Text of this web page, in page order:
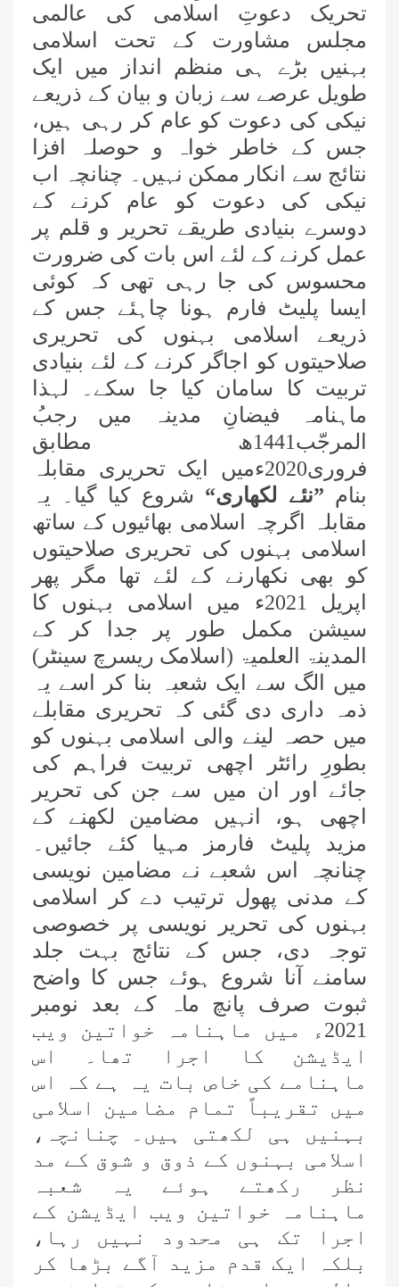
تحریک دعوتِ اسلامی کی عالمی
مجلس مشاورت کے تحت اسلامی
بہنیں بڑے ہی منظم انداز میں ایک
طویل عرصے سے زبان و بیان کے ذریعے
نیکی کی دعوت کو عام کر رہی ہیں،
جس کے خاطر خواہ و حوصلہ افزا
نتائج سے انکار ممکن نہیں۔ چنانچہ اب
نیکی کی دعوت کو عام کرنے کے
دوسرے بنیادی طریقے تحریر و قلم پر
عمل کرنے کے لئے اس بات کی ضرورت
محسوس کی جا رہی تھی کہ کوئی
ایسا پلیٹ فارم ہونا چاہئے جس کے
ذریعے اسلامی بہنوں کی تحریری
صلاحیتوں کو اجاگر کرنے کے لئے بنیادی
تربیت کا سامان کیا جا سکے۔ لہذا
ماہنامہ فیضانِ مدینہ میں رجبُ
المرجّب1441ھ مطابق
فروری2020ءمیں ایک تحریری مقابلہ
بنام ”نئے لکھاری“ شروع کیا گیا۔ یہ
مقابلہ اگرچہ اسلامی بھائیوں کے ساتھ
اسلامی بہنوں کی تحریری صلاحیتوں
کو بھی نکھارنے کے لئے تھا مگر پھر
اپریل 2021ء میں اسلامی بہنوں کا
سیشن مکمل طور پر جدا کر کے
المدینۃ العلمیۃ (اسلامک ریسرچ سینٹر)
میں الگ سے ایک شعبہ بنا کر اسے یہ
ذمہ داری دی گئی کہ تحریری مقابلے
میں حصہ لینے والی اسلامی بہنوں کو
بطورِ رائٹر اچھی تربیت فراہم کی
جائے اور ان میں سے جن کی تحریر
اچھی ہو، انہیں
مضامین لکھنے کے
مزید پلیٹ فارمز مہیا کئے جائیں۔
چنانچہ اس شعبے نے مضامین نویسی
کے مدنی پھول ترتیب دے کر اسلامی
بہنوں کی تحریر نویسی پر خصوصی
توجہ دی، جس کے نتائج بہت جلد
سامنے آنا شروع ہوئے جس کا واضح
ثبوت صرف پانچ ماہ کے بعد نومبر
2021ء میں ماہنامہ خواتین ویب
ایڈیشن کا اجرا تھا۔ اس
ماہنامے کی خاص بات یہ ہے کہ اس
میں تقریباً تمام مضامین اسلامی
بہنیں ہی لکھتی ہیں۔ چنانچہ،
اسلامی بہنوں کے ذوق و شوق کے مد
نظر رکھتے ہوئے یہ شعبہ
ماہنامہ خواتین ویب ایڈیشن کے
اجرا تک ہی محدود نہیں رہا،
بلکہ ایک قدم مزید آگے بڑھا کر
مدارس المدینہ کل وقتی(للبنات)کا
شعبہ مُدَرِّسہ کورس(للبنات) کا
تعارف
مدرسۃ المدینہ کورسز(للبنین) کا
تعارف